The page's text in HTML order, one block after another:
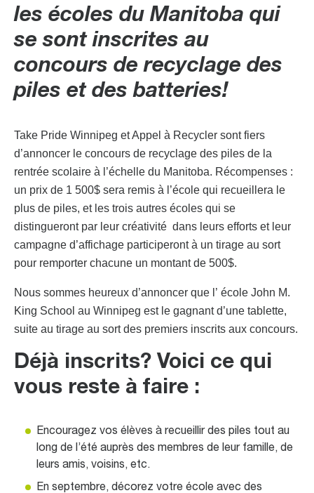
les écoles du Manitoba qui
se sont inscrites au
concours de recyclage des
piles et des batteries!
Take Pride Winnipeg et Appel à Recycler sont fiers
d’annoncer le concours de recyclage des piles de la
rentrée scolaire à l’échelle du Manitoba. Récompenses :
un prix de 1 500$ sera remis à l’école qui recueillera le
plus de piles, et les trois autres écoles qui se
distingueront par leur créativité dans leurs efforts et leur
campagne d’affichage participeront à un tirage au sort
pour remporter chacune un montant de 500$.
Nous sommes heureux d’annoncer que l’ école John M.
King School au Winnipeg est le gagnant d’une tablette,
suite au tirage au sort des premiers inscrits aux concours.
Déjà inscrits? Voici ce qui
vous reste à faire :
Encouragez vos élèves à recueillir des piles tout au
long de l’été auprès des membres de leur famille, de
leurs amis, voisins, etc.
En septembre, décorez votre école avec des